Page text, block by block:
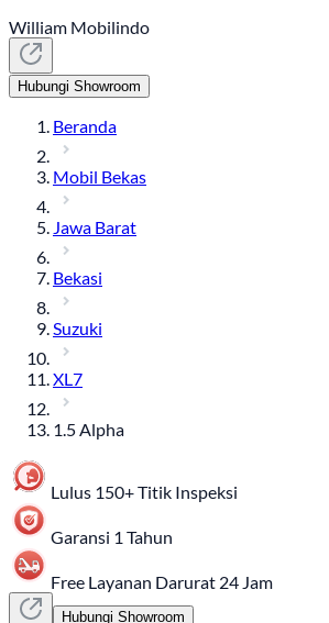
William Mobilindo
Hubungi Showroom
Beranda
Mobil Bekas
Jawa Barat
Bekasi
Suzuki
XL7
1.5 Alpha
Lulus 150+ Titik Inspeksi
Garansi 1 Tahun
Free Layanan Darurat 24 Jam
Hubungi Showroom